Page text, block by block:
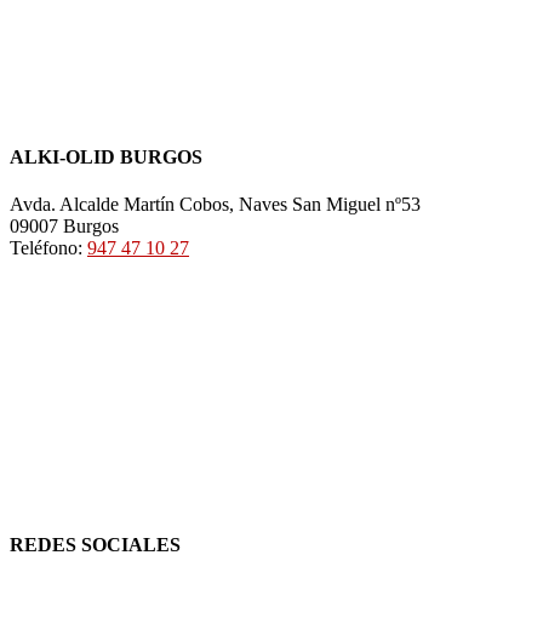
ALKI-OLID BURGOS
Avda. Alcalde Martín Cobos, Naves San Miguel nº53
09007 Burgos
Teléfono: 947 47 10 27
REDES SOCIALES